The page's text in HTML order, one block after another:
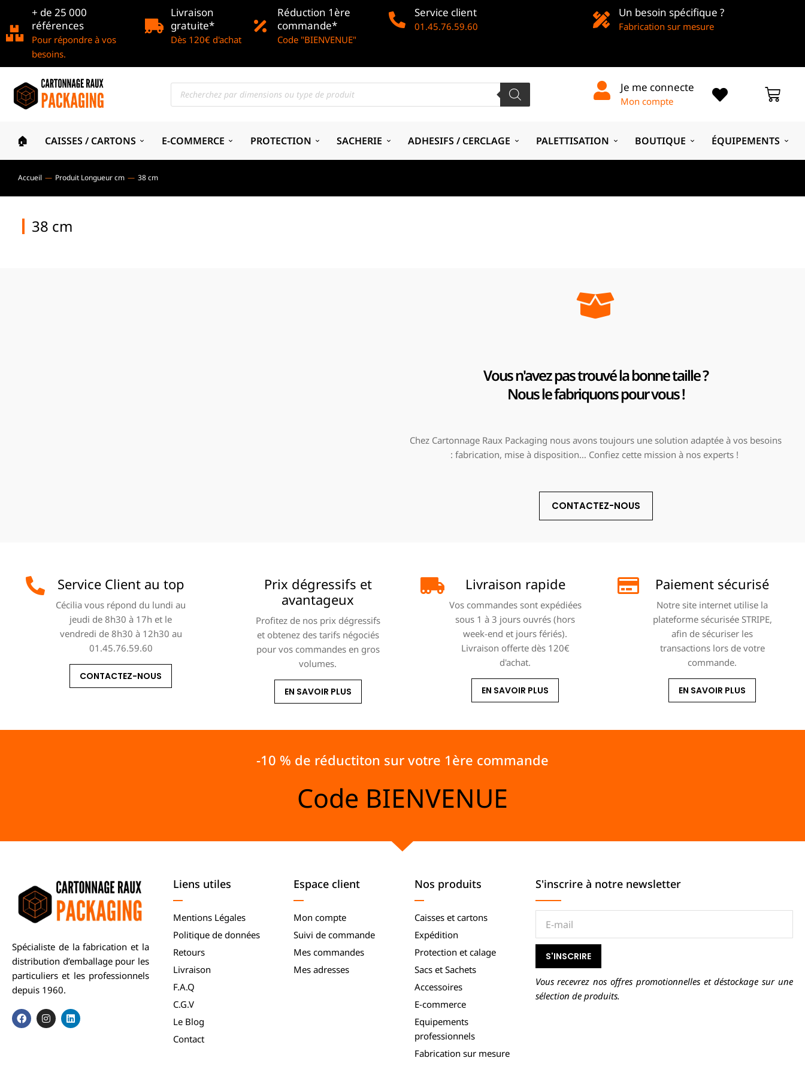
+ de 25 000
références
Pour répondre à vos
besoins.
Livraison
gratuite*
Dès 120€ d'achat
Réduction 1ère
commande*
Code "BIENVENUE"
Service client
01.45.76.59.60
Un besoin spécifique ?
Fabrication sur mesure
Je me connecte
Mon compte
🏠 CAISSES / CARTONS E-COMMERCE PROTECTION SACHERIE ADHESIFS / CERCLAGE PALETTISATION BOUTIQUE ÉQUIPEMENTS
Vous êtes ici :
Accueil Produit Longueur cm 38 cm
38 cm
Vous n'avez pas trouvé la bonne taille ?
Nous le fabriquons pour vous !
Chez Cartonnage Raux Packaging nous avons toujours une solution adaptée à vos besoins
: fabrication, mise à disposition… Confiez cette mission à nos experts !
CONTACTEZ-NOUS
Service Client au top
Cécilia vous répond du lundi au
jeudi de 8h30 à 17h et le
vendredi de 8h30 à 12h30 au
01.45.76.59.60
CONTACTEZ-NOUS
Prix dégressifs et
avantageux
Profitez de nos prix dégressifs
et obtenez des tarifs négociés
pour vos commandes en gros
volumes.
EN SAVOIR PLUS
Livraison rapide
Vos commandes sont expédiées
sous 1 à 3 jours ouvrés (hors
week-end et jours fériés).
Livraison offerte dès 120€
d'achat.
EN SAVOIR PLUS
Paiement sécurisé
Notre site internet utilise la
plateforme sécurisée STRIPE,
afin de sécuriser les
transactions lors de votre
commande.
EN SAVOIR PLUS
-10 % de réductiton sur votre 1ère commande
Code BIENVENUE
Spécialiste de la fabrication et la
distribution d’emballage pour les
particuliers et les professionnels
depuis 1960.
Liens utiles
Mentions Légales
Politique de données
Retours
Livraison
F.A.Q
C.G.V
Le Blog
Contact
Espace client
Mon compte
Suivi de commande
Mes commandes
Mes adresses
Nos produits
Caisses et cartons
Expédition
Protection et calage
Sacs et Sachets
Accessoires
E-commerce
Equipements
professionnels
Fabrication sur mesure
S'inscrire à notre newsletter
S'INSCRIRE
Vous recevrez nos offres promotionnelles et déstockage sur une
sélection de produits.